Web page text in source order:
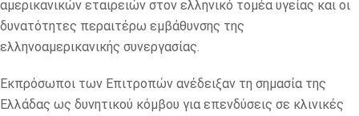
αμερικανικών εταιρειών στον ελληνικό τομέα υγείας και οι
δυνατότητες περαιτέρω εμβάθυνσης της
ελληνοαμερικανικής συνεργασίας.
Εκπρόσωποι των Επιτροπών ανέδειξαν τη σημασία της
Ελλάδας ως δυνητικού κόμβου για επενδύσεις σε κλινικές